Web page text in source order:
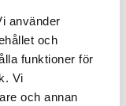
använder
och
funktioner för
Vi
och annan